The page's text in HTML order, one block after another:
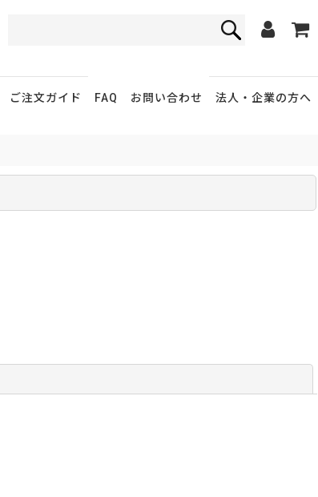
法人・企業の方へ
ご注文ガイド FAQ お問い合わせ